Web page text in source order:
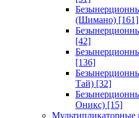
(Шимано) [161]
[42]
[136]
Тай) [32]
Оникс) [15]
Мультипликаторные